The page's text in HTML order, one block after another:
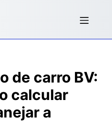
de carro BV:
calcular
a